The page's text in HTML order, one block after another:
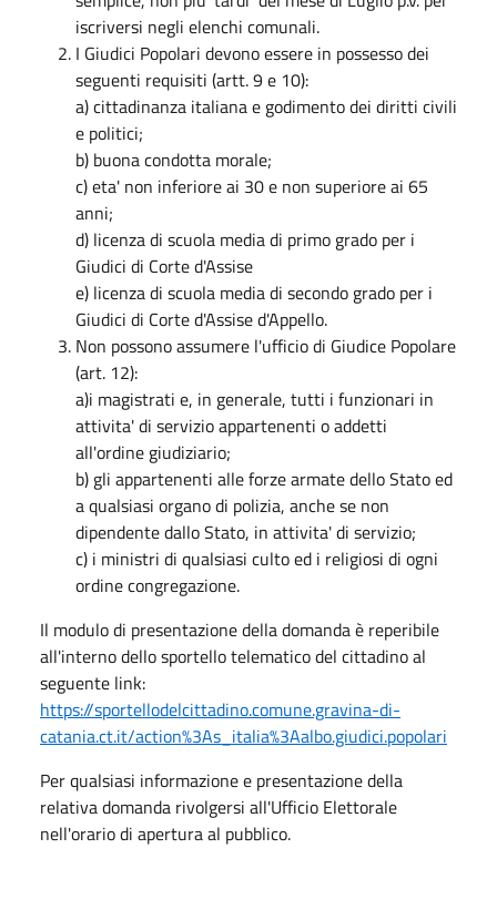
iscriversi negli elenchi comunali.
I Giudici Popolari devono essere in possesso dei
seguenti requisiti (artt. 9 e 10):
a) cittadinanza italiana e godimento dei diritti civili
e politici;
b) buona condotta morale;
c) eta' non inferiore ai 30 e non superiore ai 65
anni;
d) licenza di scuola media di primo grado per i
Giudici di Corte d'Assise
e) licenza di scuola media di secondo grado per i
Giudici di Corte d'Assise d'Appello.
Non possono assumere l'ufficio di Giudice Popolare
(art. 12):
a)i magistrati e, in generale, tutti i funzionari in
attivita' di servizio appartenenti o addetti
all'ordine giudiziario;
b) gli appartenenti alle forze armate dello Stato ed
a qualsiasi organo di polizia, anche se non
dipendente dallo Stato, in attivita' di servizio;
c) i ministri di qualsiasi culto ed i religiosi di ogni
ordine congregazione.
Il modulo di presentazione della domanda è reperibile
all'interno dello sportello telematico del cittadino al
seguente link:
https://sportellodelcittadino.comune.gravina-di-
catania.ct.it/action%3As_italia%3Aalbo.giudici.popolari
Per qualsiasi informazione e presentazione della
relativa domanda rivolgersi all'Ufficio Elettorale
nell'orario di apertura al pubblico.